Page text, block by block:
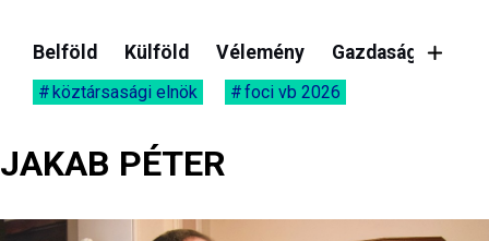
Belföld Külföld Vélemény Gazdaság
köztársasági elnök foci vb 2026
JAKAB PÉTER